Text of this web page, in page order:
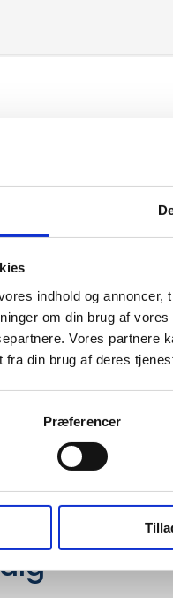
indhold og
om din brug af
Vores partnere
din brug af deres
Præferencer
om
virksomhed. Vi kan
til en